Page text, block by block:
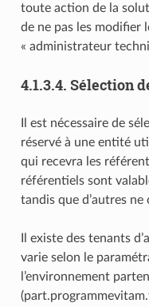
toute action de la
de ne pas les modifier
« administrateur
4.1.3.4. Sélection
Il est nécessaire de
réservé à une entité
qui recevra les
référentiels sont
tandis que d’autres
Il existe des tenants
varie selon le
l’environnement